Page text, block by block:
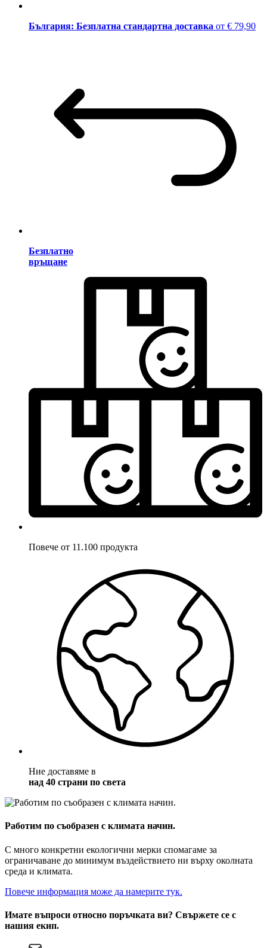
България: Безплатна стандартна доставка от € 79,90
Безплатно
връщане
Повече от 11.100 продукта
Ние доставяме в
над 40 страни по света
Работим по съобразен с климата начин.
С много конкретни екологични мерки спомагаме за
ограничаване до минимум въздействието ни върху околната
среда и климата.
Повече информация може да намерите тук.
Имате въпроси относно поръчката ви? Свържете се с
нашия екип.